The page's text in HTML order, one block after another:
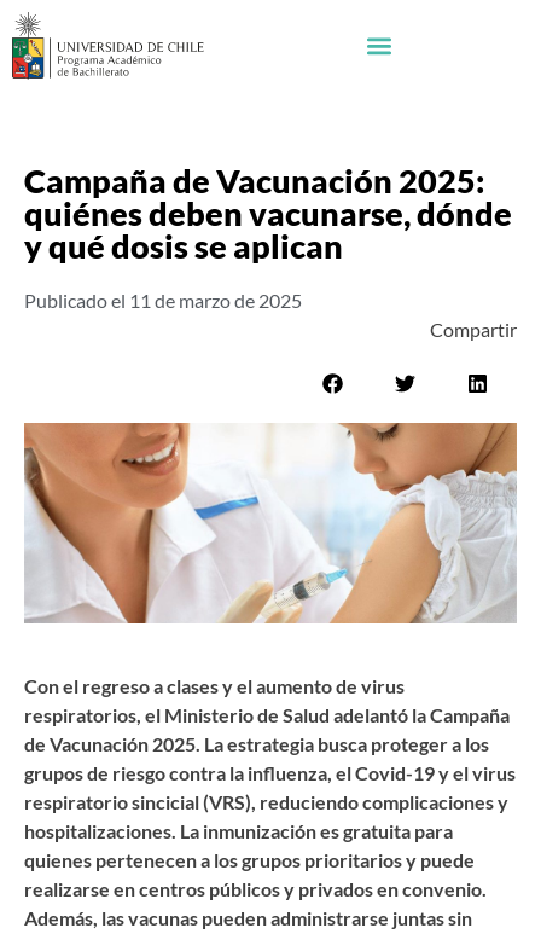
Campaña de Vacunación 2025:
quiénes deben vacunarse, dónde
y qué dosis se aplican
Publicado el 11 de marzo de 2025
Compartir
Con el regreso a clases y el aumento de virus
respiratorios, el Ministerio de Salud adelantó la Campaña
de Vacunación 2025. La estrategia busca proteger a los
grupos de riesgo contra la influenza, el Covid-19 y el virus
respiratorio sincicial (VRS), reduciendo complicaciones y
hospitalizaciones. La inmunización es gratuita para
quienes pertenecen a los grupos prioritarios y puede
realizarse en centros públicos y privados en convenio.
Además, las vacunas pueden administrarse juntas sin